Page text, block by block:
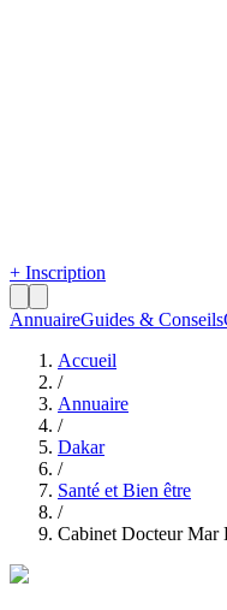
+ Inscription
AnnuaireGuides & Conseils
Accueil
/
Annuaire
/
Dakar
/
Santé et Bien être
/
Cabinet Docteur Mar